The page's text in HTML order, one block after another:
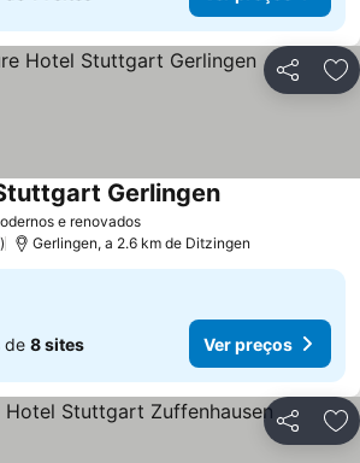
Partilhar
e renovadosVer preços
GerlingenVer preços
Gerlingen, a 2.6 km de Ditzingen
de 8 sites Ver preços
Partilhar